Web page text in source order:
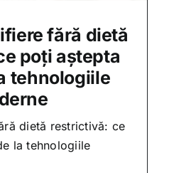
fără dietă
poți aștepta
tehnologiile
dietă restrictivă: ce
la tehnologiile